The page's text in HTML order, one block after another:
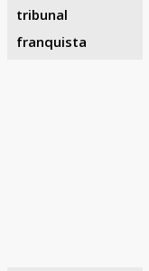
tribunal
franquista